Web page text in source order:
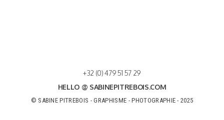
+32 (0) 479 51 57 29
HELLO @ SABINEPITREBOIS.COM
© SABINE PITREBOIS - GRAPHISME - PHOTOGRAPHIE - 2025